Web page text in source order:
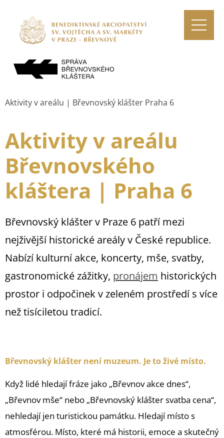
Aktivity v areálu | Břevnovský klášter Praha 6
Aktivity v areálu
Břevnovského
kláštera | Praha 6
Břevnovský klášter v Praze 6 patří mezi
nejživější historické areály v České republice.
Nabízí kulturní akce, koncerty, mše, svatby,
gastronomické zážitky, pronájem historických
prostor i odpočinek v zeleném prostředí s více
než tisíciletou tradicí.
Břevnovský klášter není muzeum. Je to živé místo.
Když lidé hledají fráze jako „Břevnov akce dnes“,
„Břevnov mše“ nebo „Břevnovský klášter svatba cena“,
nehledají jen turistickou památku. Hledají místo s
atmosférou. Místo, které má historii, emoce a skutečný